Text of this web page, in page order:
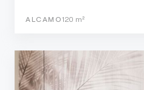
ALCAMO120 m²